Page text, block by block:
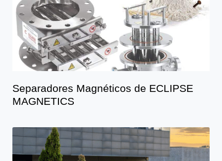
Separadores Magnéticos de ECLIPSE
MAGNETICS